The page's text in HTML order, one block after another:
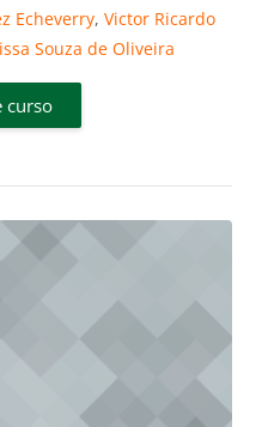
Echeverry, Victor Ricardo
Souza de Oliveira
curso